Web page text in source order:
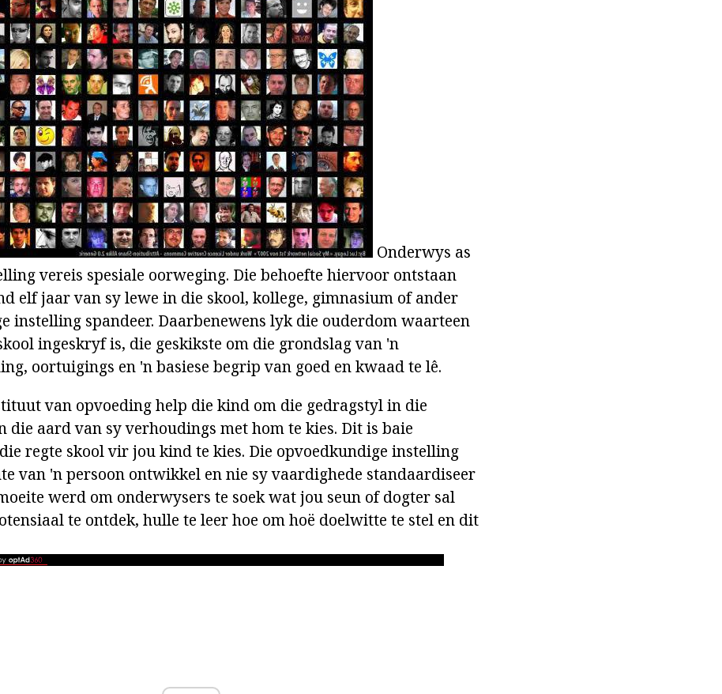
Onderwys as
vereis spesiale oorweging. Die behoefte hiervoor ontstaan
elf jaar van sy lewe in die skool, kollege, gimnasium of ander
instelling spandeer. Daarbenewens lyk die ouderdom waarteen
ingeskryf is, die geskikste om die grondslag van 'n
oortuigings en 'n basiese begrip van goed en kwaad te lê.
van opvoeding help die kind om die gedragstyl in die
die aard van sy verhoudings met hom te kies. Dit is baie
regte skool vir jou kind te kies. Die opvoedkundige instelling
van 'n persoon ontwikkel en nie sy vaardighede standaardiseer
werd om onderwysers te soek wat jou seun of dogter sal
te ontdek, hulle te leer hoe om hoë doelwitte te stel en dit